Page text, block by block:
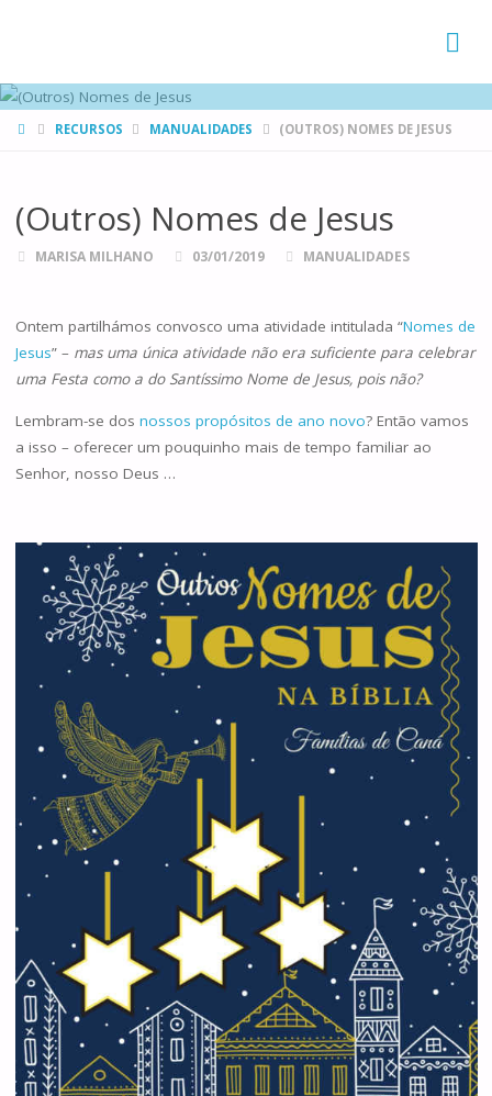
HOMERECURSOS MANUALIDADES (OUTROS) NOMES DE JESUS
(Outros) Nomes de Jesus
MARISA MILHANO 03/01/2019 MANUALIDADES
Ontem partilhámos convosco uma atividade intitulada “Nomes de
Jesus” – mas uma única atividade não era suficiente para celebrar
uma Festa como a do Santíssimo Nome de Jesus, pois não?
Lembram-se dos nossos propósitos de ano novo? Então vamos
a isso – oferecer um pouquinho mais de tempo familiar ao
Senhor, nosso Deus …